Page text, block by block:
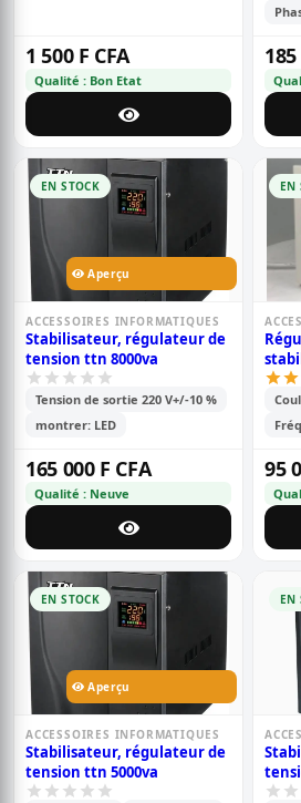
1 500 F CFA
Qualité : Bon Etat
EN STOCK
Aperçu
ACCESSOIRES INFORMATIQUES
Stabilisateur, régulateur de
tension ttn 8000va
Tension de sortie 220 V+/-10 %
montrer: LED
165 000 F CFA
Qualité : Neuve
EN
95
EN STOCK
Aperçu
ACCESSOIRES INFORMATIQUES
Stabilisateur, régulateur de
tension ttn 5000va
EN